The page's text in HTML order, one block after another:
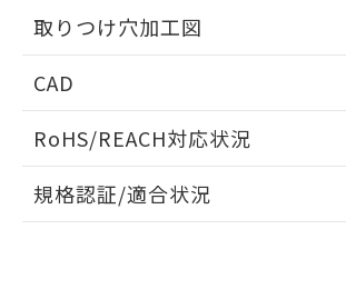
取りつけ穴加工図
CAD
ドすることができます。
ログイン/会員登録
RoHS/REACH対応状況
EU RoHS 注意事項・凡例
規格認証/適合状況
物質の対応では、対応完了までの期
荷製品に未対応品が混在すること
していることから、特段のことがな
り、2022年1月12日より割愛してお
す。